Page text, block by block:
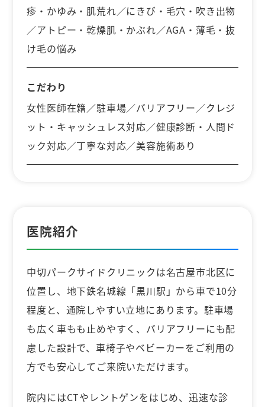
疹・かゆみ・肌荒れ／にきび・毛穴・吹き出物
／アトピー・乾燥肌・かぶれ／AGA・薄毛・抜
け毛の悩み
こだわり
女性医師在籍／駐車場／バリアフリー／クレジ
ット・キャッシュレス対応／健康診断・人間ド
ック対応／丁寧な対応／美容施術あり
医院紹介
中切パークサイドクリニックは名古屋市北区に
位置し、地下鉄名城線「黒川駅」から車で10分
程度と、通院しやすい立地にあります。駐車場
も広く車もも止めやすく、バリアフリーにも配
慮した設計で、車椅子やベビーカーをご利用の
方でも安心してご来院いただけます。
院内にはCTやレントゲンをはじめ、迅速な診